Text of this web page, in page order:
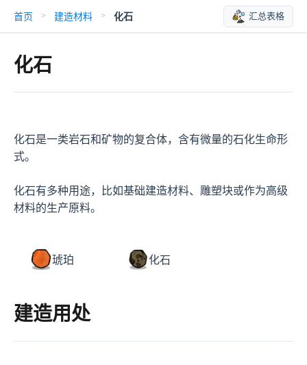
首页 > 建造材料 > 化石 汇总表格
化石
化石是一类岩石和矿物的复合体，含有微量的石化生命形
式。
化石有多种用途，比如基础建造材料、雕塑块或作为高级
材料的生产原料。
琥珀 化石
建造用处